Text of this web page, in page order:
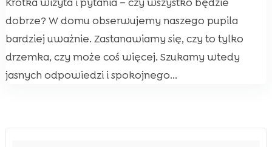
dobrze? W domu obserwujemy naszego pupila
bardziej uważnie. Zastanawiamy się, czy to tylko
drzemka, czy może coś więcej. Szukamy wtedy
jasnych odpowiedzi i spokojnego...